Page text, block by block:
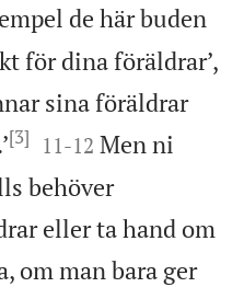
de här buden
för dina föräldrar’,
sina föräldrar
[3] 

11-12 Men ni
behöver
eller ta hand om
om man bara ger